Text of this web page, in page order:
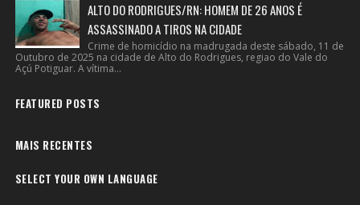
ALTO DO RODRIGUES/RN: HOMEM DE 26 ANOS É
ASSASSINADO A TIROS NA CIDADE
Crime de homicídio na madrugada deste sábado, 11 de
Outubro de 2025 na cidade de Alto do Rodrigues, regiao do Vale do
Açú Potiguar. A vítima...
FEATURED POSTS
MAIS RECENTES
SELECT YOUR OWN LANGUAGE